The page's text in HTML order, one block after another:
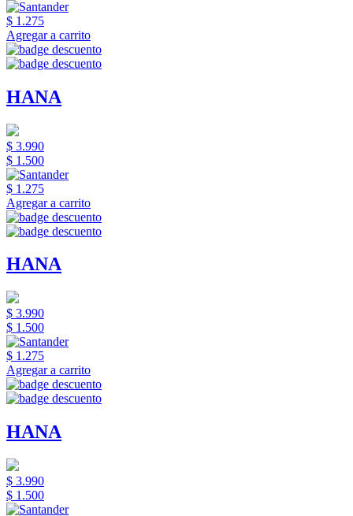
$ 1.275
Agregar a carrito
HANA
$ 3.990
$ 1.500
$ 1.275
Agregar a carrito
HANA
$ 3.990
$ 1.500
$ 1.275
Agregar a carrito
HANA
$ 3.990
$ 1.500